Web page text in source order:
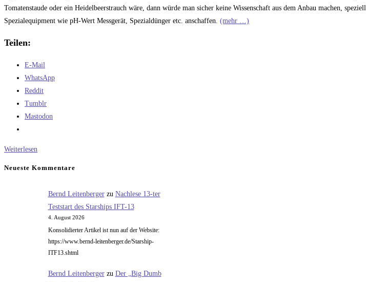
Tomatenstaude oder ein Heidelbeerstrauch wäre, dann würde man sicher keine Wissenschaft aus dem Anbau machen,
Spezialequipment wie pH-Wert Messgerät, Spezialdünger etc. anschaffen. (mehr …)
Teilen:
E-Mail
WhatsApp
Reddit
Tumblr
Mastodon
Weiterlesen
groß
wird?
Neueste Kommentare
Bernd Leitenbergerzu Nachlese 13-ter
Teststart des Starships IFT-13
4. August 2026
Konsolidierter Artikel ist nun auf der Website:
https://www.bernd-leitenberger.de/Starship-
ITF13.shtml
Bernd Leitenbergerzu Der „Big Dumb